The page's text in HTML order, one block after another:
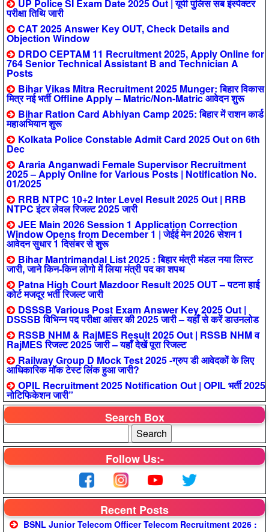
UP Police SI Exam Date 2025 Out | यूपी पुलिस सब इंस्पेक्टर
परीक्षा तिथि जारी
CAT 2025 Answer Key OUT, Check Details and
Objection Window
DRDO CEPTAM 11 Recruitment 2025, Apply Online for
764 Senior Technical Assistant B and Technician A
Posts
Bihar Vikas Mitra Recruitment 2025 Munger: बिहार विकास
मित्र नई भर्ती Offline Apply – Matric/Non-Matric आवेदन शुरू
Bihar Ration Card Abhiyan Camp 2025: बिहार में राशन कार्ड
महाअभियान शुरू
Kolkata Police Constable Admit Card 2025 Out on 6th
Dec
Araria Anganwadi Female Supervisor Recruitment
2025 – Apply Online for Various Posts | Notification No.
01/2025
RRB NTPC 10+2 Inter Level Result 2025 Out | RRB
NTPC इंटर लेवल रिजल्ट 2025 जारी
JEE Main 2026 Session 1 Application Correction
Window Opens from December 1 | जेईई मेन 2026 सेशन 1
आवेदन सुधार 1 दिसंबर से शुरू
Bihar Mantrimandal List 2025 : बिहार मंत्री मंडल नया लिस्ट
जारी, जाने किन-किन लोगो में लिया मंत्री पद का शपथ
Patna High Court Mazdoor Result 2025 OUT – पटना हाई
कोर्ट मजदूर भर्ती रिजल्ट जारी
DSSSB Various Post Exam Answer Key 2025 Out |
DSSSB विभिन्न पद परीक्षा आंसर की 2025 जारी – यहाँ से करें डाउनलोड
RSSB NHM & RajMES Result 2025 Out | RSSB NHM व
RajMES रिजल्ट 2025 जारी – यहाँ देखें पूरा रिजल्ट
Railway Group D Mock Test 2025 -ग्रुप डी आवेदकों के लिए
आधिकारिक मॉक टेस्ट लिंक हुआ जारी?
OPIL Recruitment 2025 Notification Out | OPIL भर्ती 2025
नोटिफिकेशन जारी”
Search Box
Follow Us:-
Recent Posts
BSNL Junior Telecom Officer Telecom Recruitment 2026 :